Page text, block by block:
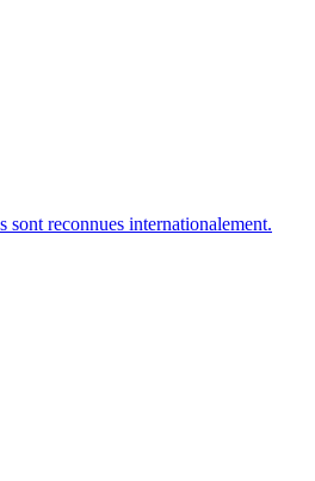
reconnues internationalement.